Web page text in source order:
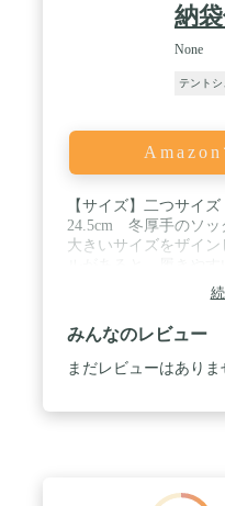
納
None
テント
Amazon
【サイズ】二つサイ
24.5cm 冬厚手のソッ
大きいサイズをザイ
イシングのデザイン
群のホワイトダック
ダックダウンで、ふ
す。表生地は100％ナ
裂性はが高いです。水
があると、履きやす
みんなのレビュー
まだレビューはありま